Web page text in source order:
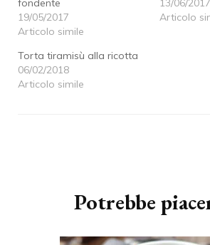
fondente
19/05/2017
Articolo simile
13/06/2017
Articolo
Torta tiramisù alla ricotta
06/02/2018
Articolo simile
Potrebbe